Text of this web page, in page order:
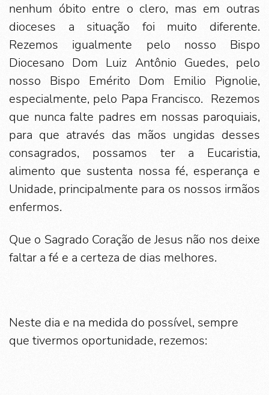
nenhum óbito entre o clero, mas em outras
dioceses a situação foi muito diferente.
Rezemos igualmente pelo nosso Bispo
Diocesano Dom Luiz Antônio Guedes, pelo
nosso Bispo Emérito Dom Emilio Pignolie,
especialmente, pelo Papa Francisco. Rezemos
que nunca falte padres em nossas paroquiais,
para que através das mãos ungidas desses
consagrados, possamos ter a Eucaristia,
alimento que sustenta nossa fé, esperança e
Unidade, principalmente para os nossos irmãos
enfermos.
Que o Sagrado Coração de Jesus não nos deixe
faltar a fé e a certeza de dias melhores.
Neste dia e na medida do possível, sempre
que tivermos oportunidade, rezemos: